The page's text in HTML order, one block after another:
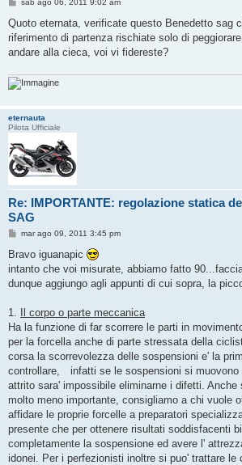
s
a
g
o
sab ago 06, 2011 9:02 am
Quoto eternata, verificate questo Benedetto sag
riferimento di partenza rischiate solo di
andare alla cieca, voi vi fidereste?
eternauta
Pilota Ufficiale
Re: IMPORTANTE: regolazione statica
SAG
M
s
a
g
o
mar ago 09, 2011 3:45 pm
Bravo iguanapic
intanto che voi misurate, abbiamo fatto
dunque aggiungo agli appunti di cui sopra, la
1. Il corpo o parte meccanica
Ha la funzione di far scorrere le parti in
per la forcella anche di parte stressata della
corsa la scorrevolezza delle sospensioni e' la
controllare, infatti se le sospensioni si muovono
attrito sara' impossibile eliminarne i difetti. Anche
molto meno importante, consigliamo a chi vuole
affidare le proprie forcelle a preparatori
presente che per ottenere risultati soddisfacenti
completamente la sospensione ed avere l'
idonei. Per i perfezionisti inoltre si puo' trattare le